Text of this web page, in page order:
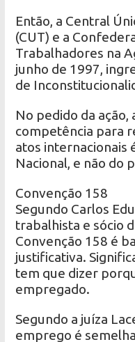
Então, a Central
(CUT) e a
Trabalhadores na
junho de 1997,
de
No pedido da ação,
competência para
atos internacionais
Nacional, e não do
Convenção 158
Segundo Carlos
trabalhista e sócio
Convenção 158 é
justificativa.
tem que dizer
empregado.
Segundo a juíza
emprego é